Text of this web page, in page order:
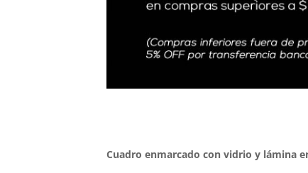
Cuadro enmarcado con vidrio y lámina